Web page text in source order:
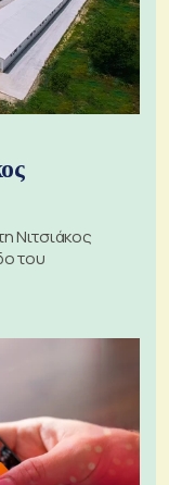
Νιτσιάκος
του